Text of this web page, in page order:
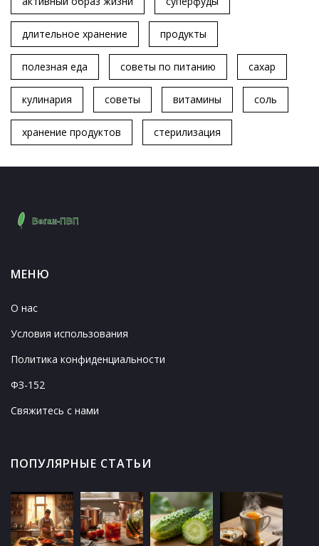
длительное хранение продукты
полезная еда советы по питанию сахар
кулинария советы витамины соль
хранение продуктов стерилизация
МЕНЮ
О нас
Условия использования
Политика конфиденциальности
ФЗ-152
Свяжитесь с нами
ПОПУЛЯРНЫЕ СТАТЬИ